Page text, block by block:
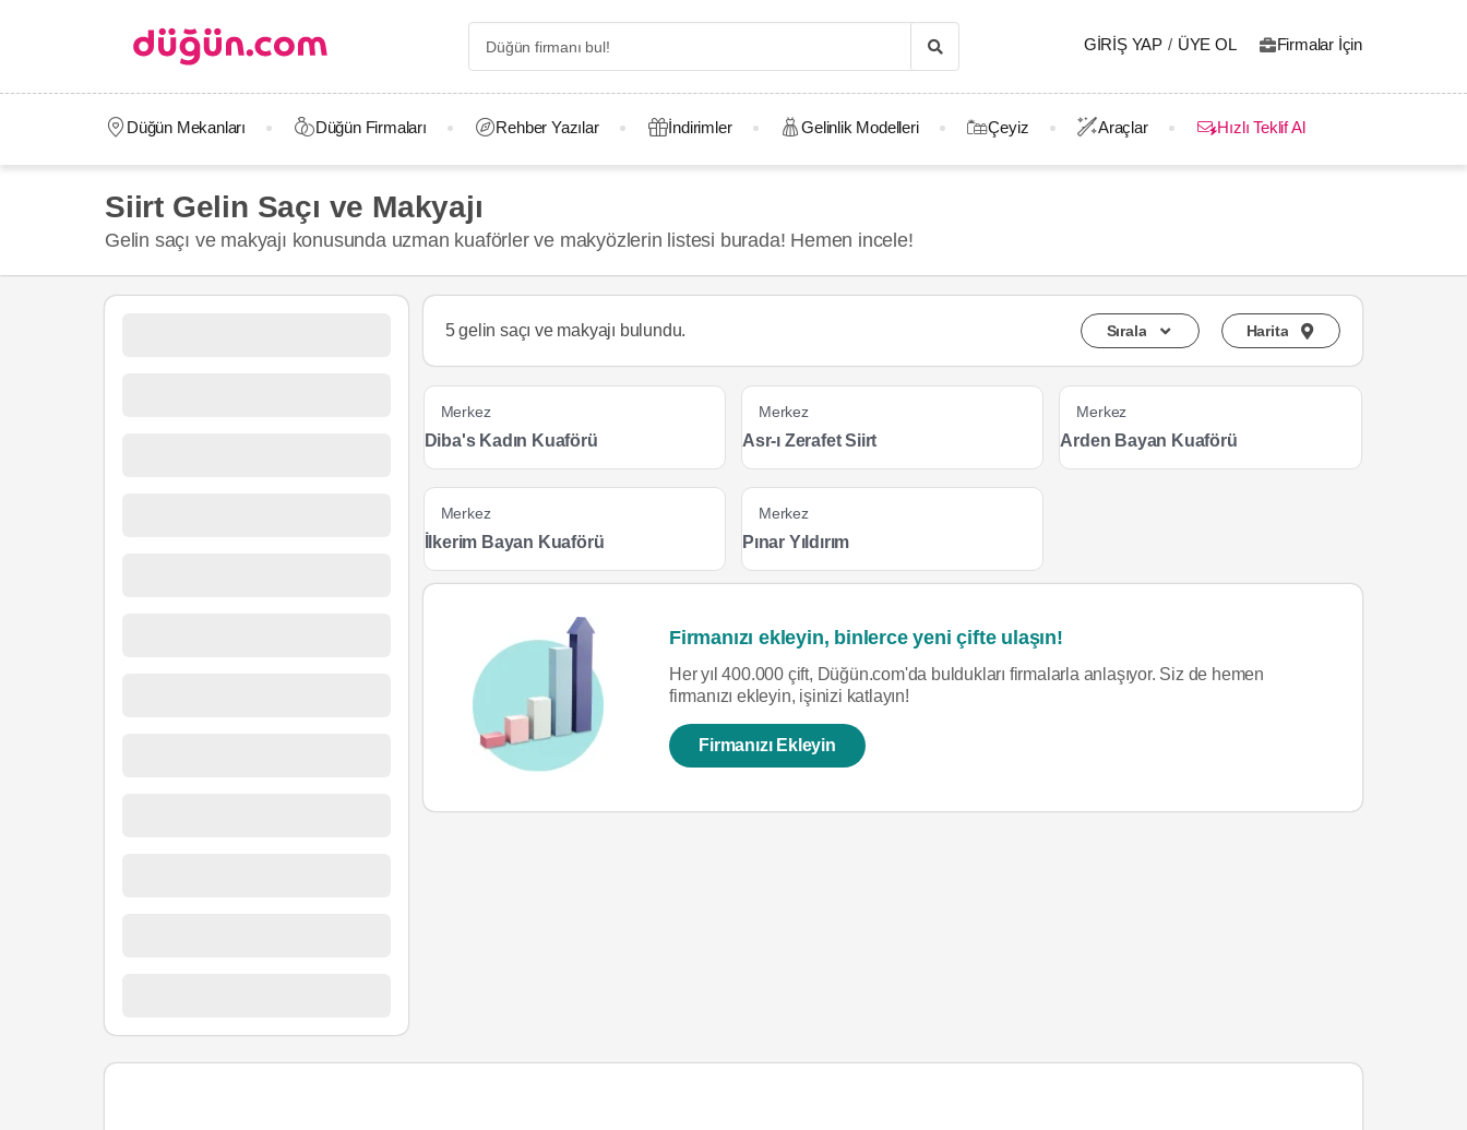
GIRIŞ YAP / ÜYE OL Firmalar İçin
Düğün Mekanları Düğün Firmaları Rehber Yazılar İndirimler Gelinlik Modelleri Çeyiz Araçlar Hızlı Teklif Al
Siirt Gelin Saçı ve Makyajı
Gelin saçı ve makyajı konusunda uzman kuaförler ve makyözlerin listesi burada! Hemen incele!
5 gelin saçı ve makyajı bulundu. Sırala Harita
Merkez
Diba's Kadın Kuaförü
Merkez
Asr-ı Zerafet Siirt
Merkez
Arden Bayan Kuaförü
Merkez
İlkerim Bayan Kuaförü
Merkez
Pınar Yıldırım
Firmanızı ekleyin, binlerce yeni çifte ulaşın!
Her yıl 400.000 çift, Düğün.com'da buldukları firmalarla anlaşıyor. Siz de hemen
firmanızı ekleyin, işinizi katlayın!
Firmanızı Ekleyin